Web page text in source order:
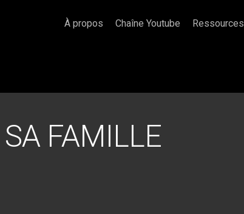
À propos Chaîne Youtube Ressources
FAMILLE